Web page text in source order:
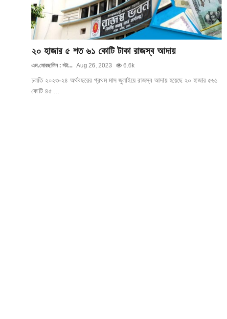
২০ হাজার ৫ শত ৬১ কোটি টাকা রাজস্ব আদায়
এম.মোরছালিন : স্টা... Aug 26, 2023 6.6k
চলতি ২০২৩-২৪ অর্থবছরের প্রথম মাস জুলাইয়ে রাজস্ব আদায় হয়েছে ২০ হাজার ৫৬১
কোটি ৪৫ ...